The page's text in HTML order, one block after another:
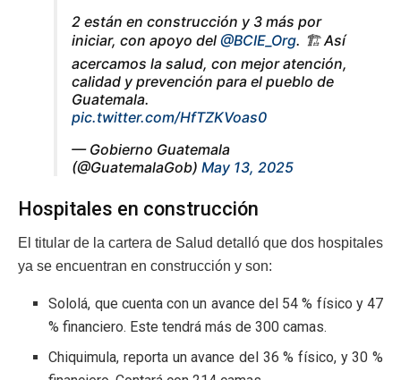
2 están en construcción y 3 más por
iniciar, con apoyo del @BCIE_Org. 🏗️ Así
acercamos la salud, con mejor atención,
calidad y prevención para el pueblo de
Guatemala.
pic.twitter.com/HfTZKVoas0
— Gobierno Guatemala
(@GuatemalaGob) May 13, 2025
Hospitales en construcción
El titular de la cartera de Salud detalló que dos hospitales
ya se encuentran en construcción y son:
Sololá, que cuenta con un avance del 54 % físico y 47
% financiero. Este tendrá más de 300 camas.
Chiquimula, reporta un avance del 36 % físico, y 30 %